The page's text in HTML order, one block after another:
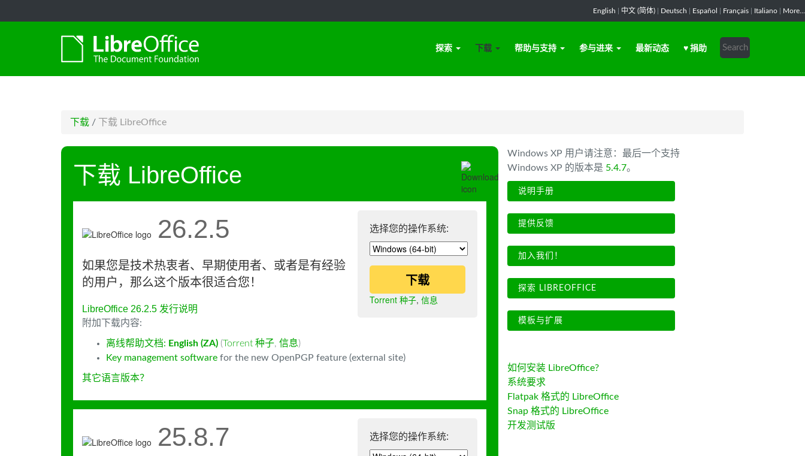
English 中文 (简体) Deutsch Español Français Italiano More...
探索 下载 帮助与支持 参与进来 最新动态 ♥ 捐助
下载 / 下载 LibreOffice
下载 LibreOffice
选择您的操作系统:
下载
Torrent 种子, 信息
26.2.5
如果您是技术热衷者、早期使用者、或者是有经验
的用户，那么这个版本很适合您！
LibreOffice 26.2.5 发行说明
附加下载内容:
离线帮助文档: English (ZA) (Torrent 种子, 信息)
Key management software for the new OpenPGP feature (external site)
其它语言版本？
选择您的操作系统:
25.8.7
Windows XP 用户请注意：最后一个支持
Windows XP 的版本是 5.4.7。
说明手册
提供反馈
加入我们！
探索 LIBREOFFICE
模板与扩展
如何安装 LibreOffice?
系统要求
Flatpak 格式的 LibreOffice
Snap 格式的 LibreOffice
开发测试版